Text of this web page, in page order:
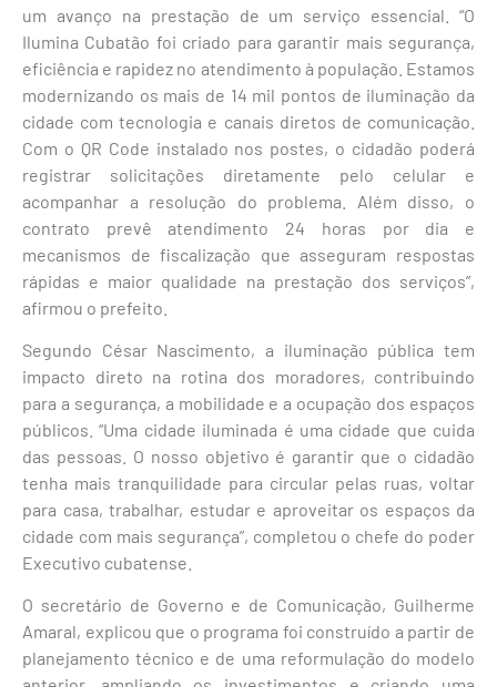
um avanço na prestação de um serviço essencial. “O
Ilumina Cubatão foi criado para garantir mais segurança,
eficiência e rapidez no atendimento à população. Estamos
modernizando os mais de 14 mil pontos de iluminação da
cidade com tecnologia e canais diretos de comunicação.
Com o QR Code instalado nos postes, o cidadão poderá
registrar solicitações diretamente pelo celular e
acompanhar a resolução do problema. Além disso, o
contrato prevê atendimento 24 horas por dia e
mecanismos de fiscalização que asseguram respostas
rápidas e maior qualidade na prestação dos serviços”,
afirmou o prefeito.
Segundo César Nascimento, a iluminação pública tem
impacto direto na rotina dos moradores, contribuindo
para a segurança, a mobilidade e a ocupação dos espaços
públicos. “Uma cidade iluminada é uma cidade que cuida
das pessoas. O nosso objetivo é garantir que o cidadão
tenha mais tranquilidade para circular pelas ruas, voltar
para casa, trabalhar, estudar e aproveitar os espaços da
cidade com mais segurança”, completou o chefe do poder
Executivo cubatense.
O secretário de Governo e de Comunicação, Guilherme
Amaral, explicou que o programa foi construído a partir de
planejamento técnico e de uma reformulação do modelo